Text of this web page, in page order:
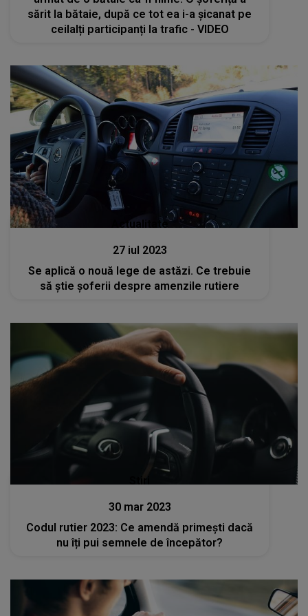
sărit la bătaie, după ce tot ea i-a șicanat pe
ceilalți participanți la trafic - VIDEO
Actualitate
27 iul 2023
Se aplică o nouă lege de astăzi. Ce trebuie
să știe șoferii despre amenzile rutiere
30 mar 2023
Codul rutier 2023: Ce amendă primești dacă
nu îți pui semnele de începător?